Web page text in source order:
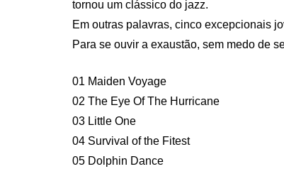
tornou um clássico do jazz.
Em outras palavras, cinco excepcionais
Para se ouvir a exaustão, sem medo de
01 Maiden Voyage
02 The Eye Of The Hurricane
03 Little One
04 Survival of the Fitest
05 Dolphin Dance